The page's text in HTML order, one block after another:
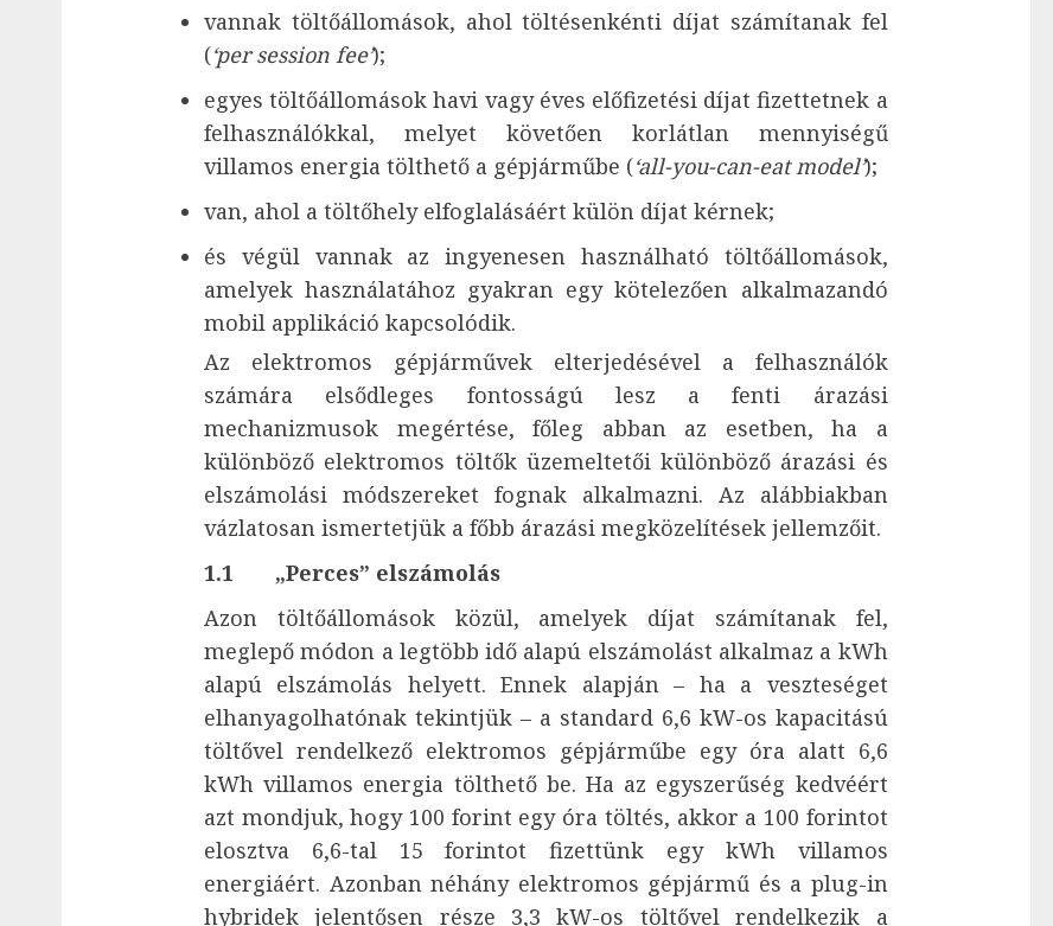
vannak töltőállomások, ahol töltésenkénti díjat számítanak fel
(‘per session fee’);
egyes töltőállomások havi vagy éves előfizetési díjat fizettetnek a
felhasználókkal, melyet követően korlátlan mennyiségű
villamos energia tölthető a gépjárműbe (‘all-you-can-eat model’);
van, ahol a töltőhely elfoglalásáért külön díjat kérnek;
és végül vannak az ingyenesen használható töltőállomások,
amelyek használatához gyakran egy kötelezően alkalmazandó
mobil applikáció kapcsolódik.
Az elektromos gépjárművek elterjedésével a felhasználók
számára elsődleges fontosságú lesz a fenti árazási
mechanizmusok megértése, főleg abban az esetben, ha a
különböző elektromos töltők üzemeltetői különböző árazási és
elszámolási módszereket fognak alkalmazni. Az alábbiakban
vázlatosan ismertetjük a főbb árazási megközelítések jellemzőit.
1.1 „Perces” elszámolás
Azon töltőállomások közül, amelyek díjat számítanak fel,
meglepő módon a legtöbb idő alapú elszámolást alkalmaz a kWh
alapú elszámolás helyett. Ennek alapján – ha a veszteséget
elhanyagolhatónak tekintjük – a standard 6,6 kW-os kapacitású
töltővel rendelkező elektromos gépjárműbe egy óra alatt 6,6
kWh villamos energia tölthető be. Ha az egyszerűség kedvéért
azt mondjuk, hogy 100 forint egy óra töltés, akkor a 100 forintot
elosztva 6,6-tal 15 forintot fizettünk egy kWh villamos
energiáért. Azonban néhány elektromos gépjármű és a plug-in
hybridek jelentősen része 3,3 kW-os töltővel rendelkezik a